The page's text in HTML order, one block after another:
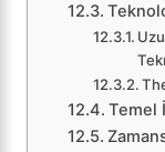
Temel